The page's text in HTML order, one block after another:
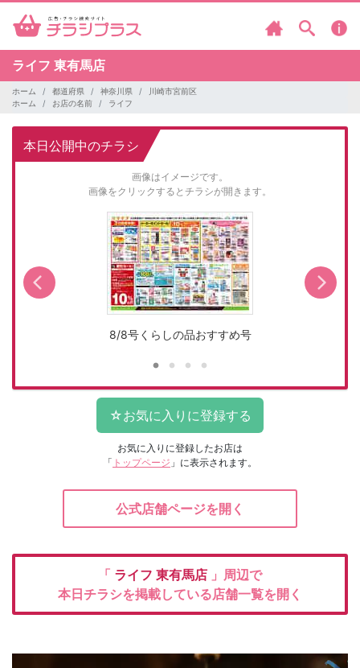
ライフ 東有馬店
ホーム 都道府県 神奈川県
川崎市宮前区
ホーム
お店の名前 ライフ
本日公開中のチラシ
画像はイメージです。
画像をクリックするとチラシが開きます。
8/8号くらしの品おすすめ号
お気に入りに登録したお店は
「 トップページ 」に表示されます。
公式店舗ページを開く
「 ライフ 東有馬店 」周辺で
本日チラシを掲載している店舗一覧を開く